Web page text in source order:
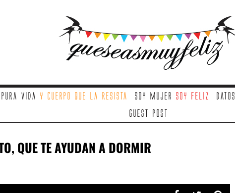
Pura vida y cuerpo que la resista Soy mujer soy feliz Datos
Guest Post
QUE TE AYUDAN A DORMIR